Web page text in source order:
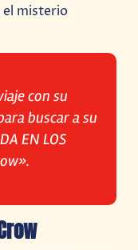
el misterio
con su
buscar a su
EN LOS